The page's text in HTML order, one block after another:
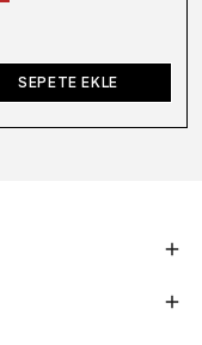
SEPETE EKLE